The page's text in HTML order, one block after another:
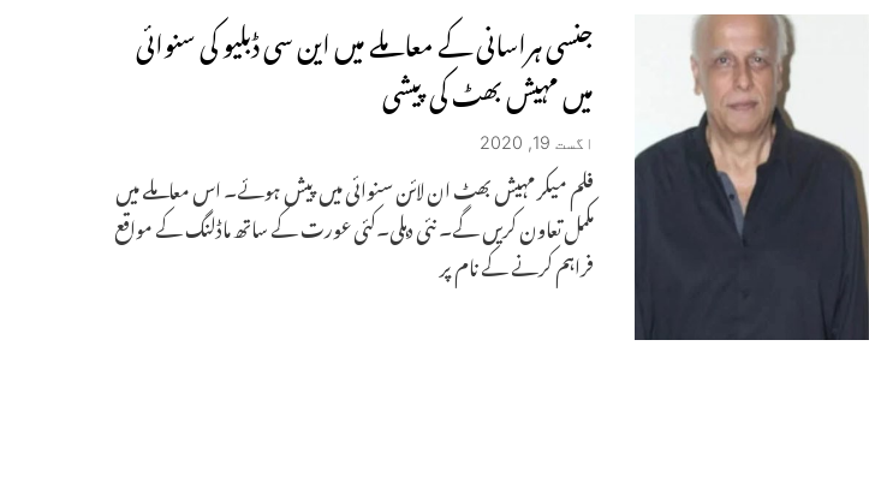
جنسی ہراسانی کے معاملے میں این سی ڈبلیو کی سنوائی
میں مہیش بھٹ کی پیشی
اگست 19, 2020
فلم میکر مہیش بھٹ ان لائن سنوائی میں پیش ہوئے۔ اس معاملے میں
مکمل تعاون کریں گے۔ نئی دہلی۔کئی عورت کے ساتھ ماڈلنگ کے مواقع
فراہم کرنے کے نام پر